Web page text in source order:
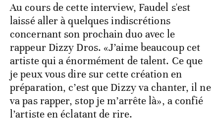
Au cours de cette interview, Faudel s'est
laissé aller à quelques indiscrétions
concernant son prochain duo avec le
rappeur Dizzy Dros. «J’aime beaucoup cet
artiste qui a énormément de talent. Ce que
je peux vous dire sur cette création en
préparation, c’est que Dizzy va chanter, il ne
va pas rapper, stop je m’arrête là», a confié
l’artiste en éclatant de rire.